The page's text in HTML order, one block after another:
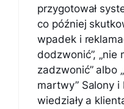
przygotował
co później
wpadek i
dodzwonić”, „nie
zadzwonić” albo
martwy” Salony i
wiedziały a